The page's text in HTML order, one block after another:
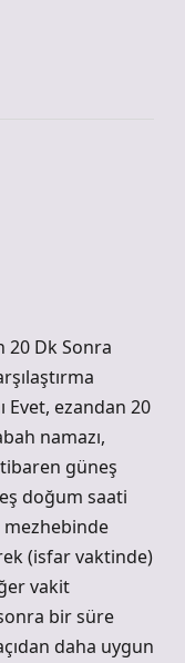
20 Dk Sonra
Evet, ezandan 20
namazı,
güneş
doğum saati
mezhebinde
(isfar vaktinde)
vakit
bir süre
daha uygun